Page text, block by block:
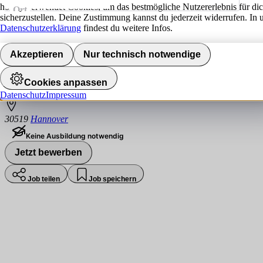
Ort
Jobs finden
Praktikum (m/f/d) - Data & AI Engineering
Scalefree International GmbH
30519 Hannover
Keine Ausbildung notwendig
Jetzt bewerben
Job teilen Job speichern
hokify verwendet Cookies, um das bestmögliche Nutzererlebnis für
sicherzustellen. Deine Zustimmung kannst du jederzeit widerrufen. In
Datenschutzerklärung findest du weitere Infos.
Akzeptieren Nur technisch notwendige
Cookies anpassen
DatenschutzImpressum